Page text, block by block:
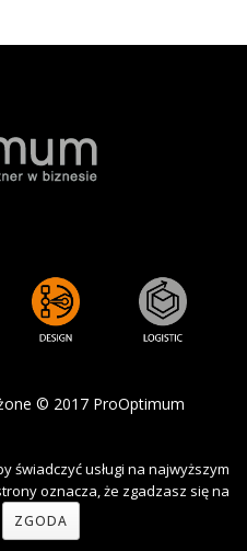
© 2017 ProOptimum
{ ?>
świadczyć usługi na najwyższym
oznacza, że zgadzasz się na
ZGODA